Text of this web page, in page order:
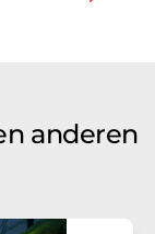
anderen